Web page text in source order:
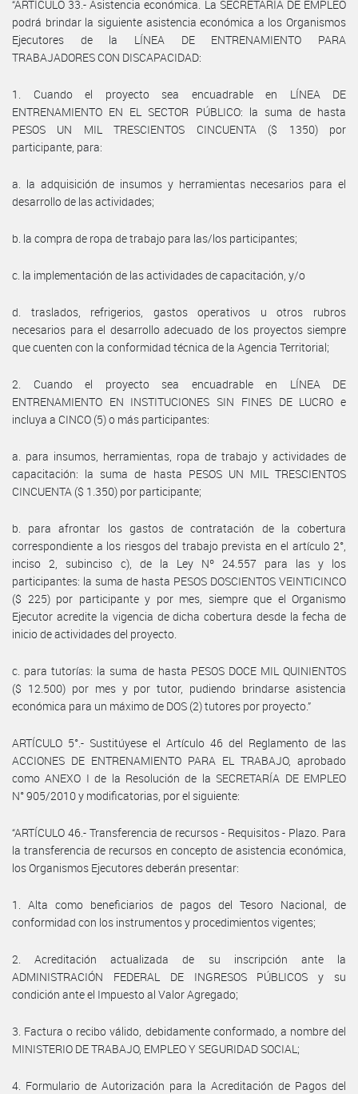
“ARTÍCULO 33.- Asistencia económica. La SECRETARÍA DE EMPLEO
podrá brindar la siguiente asistencia económica a los Organismos
Ejecutores de la LÍNEA DE ENTRENAMIENTO PARA
TRABAJADORES CON DISCAPACIDAD:
1. Cuando el proyecto sea encuadrable en LÍNEA DE
ENTRENAMIENTO EN EL SECTOR PÚBLICO: la suma de hasta
PESOS UN MIL TRESCIENTOS CINCUENTA ($ 1350) por
participante, para:
a. la adquisición de insumos y herramientas necesarios para el
desarrollo de las actividades;
b. la compra de ropa de trabajo para las/los participantes;
c. la implementación de las actividades de capacitación, y/o
d. traslados, refrigerios, gastos operativos u otros rubros
necesarios para el desarrollo adecuado de los proyectos siempre
que cuenten con la conformidad técnica de la Agencia Territorial;
2. Cuando el proyecto sea encuadrable en LÍNEA DE
ENTRENAMIENTO EN INSTITUCIONES SIN FINES DE LUCRO e
incluya a CINCO (5) o más participantes:
a. para insumos, herramientas, ropa de trabajo y actividades de
capacitación: la suma de hasta PESOS UN MIL TRESCIENTOS
CINCUENTA ($ 1.350) por participante;
b. para afrontar los gastos de contratación de la cobertura
correspondiente a los riesgos del trabajo prevista en el artículo 2°,
inciso 2, subinciso c), de la Ley Nº 24.557 para las y los
participantes: la suma de hasta PESOS DOSCIENTOS VEINTICINCO
($ 225) por participante y por mes, siempre que el Organismo
Ejecutor acredite la vigencia de dicha cobertura desde la fecha de
inicio de actividades del proyecto.
c. para tutorías: la suma de hasta PESOS DOCE MIL QUINIENTOS
($ 12.500) por mes y por tutor, pudiendo brindarse asistencia
económica para un máximo de DOS (2) tutores por proyecto.”
ARTÍCULO 5°.- Sustitúyese el Artículo 46 del Reglamento de las
ACCIONES DE ENTRENAMIENTO PARA EL TRABAJO, aprobado
como ANEXO I de la Resolución de la SECRETARÍA DE EMPLEO
N° 905/2010 y modificatorias, por el siguiente:
“ARTÍCULO 46.- Transferencia de recursos - Requisitos - Plazo. Para
la transferencia de recursos en concepto de asistencia económica,
los Organismos Ejecutores deberán presentar:
1. Alta como beneficiarios de pagos del Tesoro Nacional, de
conformidad con los instrumentos y procedimientos vigentes;
2. Acreditación actualizada de su inscripción ante la
ADMINISTRACIÓN FEDERAL DE INGRESOS PÚBLICOS y su
condición ante el Impuesto al Valor Agregado;
3. Factura o recibo válido, debidamente conformado, a nombre del
MINISTERIO DE TRABAJO, EMPLEO Y SEGURIDAD SOCIAL;
4. Formulario de Autorización para la Acreditación de Pagos del